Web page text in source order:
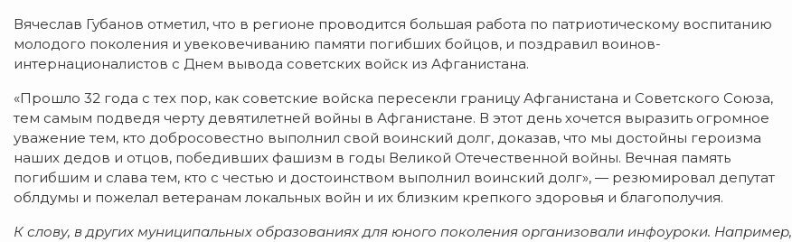
Вячеслав Губанов отметил, что в регионе проводится большая работа по патриотическому воспитанию
молодого поколения и увековечиванию памяти погибших бойцов, и поздравил воинов-
интернационалистов с Днем вывода советских войск из Афганистана.
«Прошло 32 года с тех пор, как советские войска пересекли границу Афганистана и Советского Союза,
тем самым подведя черту девятилетней войны в Афганистане. В этот день хочется выразить огромное
уважение тем, кто добросовестно выполнил свой воинский долг, доказав, что мы достойны героизма
наших дедов и отцов, победивших фашизм в годы Великой Отечественной войны. Вечная память
погибшим и слава тем, кто с честью и достоинством выполнил воинский долг», — резюмировал депутат
облдумы и пожелал ветеранам локальных войн и их близким крепкого здоровья и благополучия.
К слову, в других муниципальных образованиях для юного поколения организовали инфоуроки. Например,